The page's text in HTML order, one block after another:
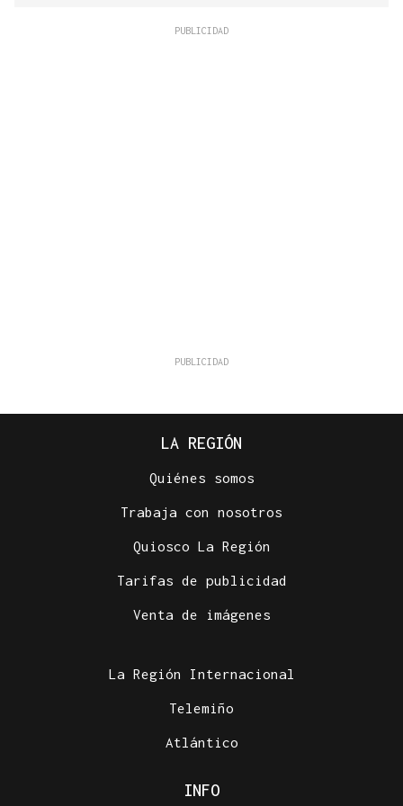
LA REGIÓN
Quiénes somos
Trabaja con nosotros
Quiosco La Región
Tarifas de publicidad
Venta de imágenes
La Región Internacional
Telemiño
Atlántico
INFO